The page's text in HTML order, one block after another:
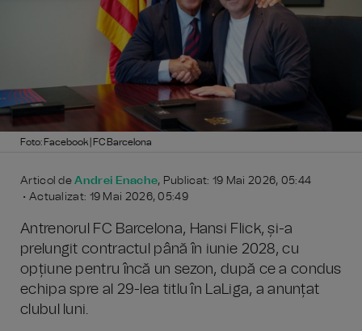
Foto: Facebook | FC Barcelona
Articol deAndrei Enache, Publicat: 19 Mai 2026, 05:44
• Actualizat: 19 Mai 2026, 05:49
Antrenorul FC Barcelona, Hansi Flick, și-a
prelungit contractul până în iunie 2028, cu
opțiune pentru încă un sezon, după ce a condus
echipa spre al 29-lea titlu în LaLiga, a anunțat
clubul luni.